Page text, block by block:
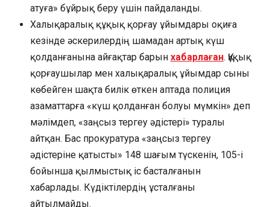
атуға» бұйрық беру үшін пайдаланды.
Халықаралық құқық қорғау ұйымдары оқиға
кезінде әскерилердің шамадан артық күш
қолданғанына айғақтар барын хабарлаған. Құқық
қорғаушылар мен халықаралық ұйымдар сыны
көбейген шақта билік өткен аптада полиция
азаматтарға «күш қолданған болуы мүмкін» деп
мәлімдеп, «заңсыз тергеу әдістері» туралы
айтқан. Бас прокуратура «заңсыз тергеу
әдістеріне қатысты» 148 шағым түскенін, 105-і
бойынша қылмыстық іс басталғанын
хабарлады. Күдіктілердің ұсталғаны
айтылмайды.